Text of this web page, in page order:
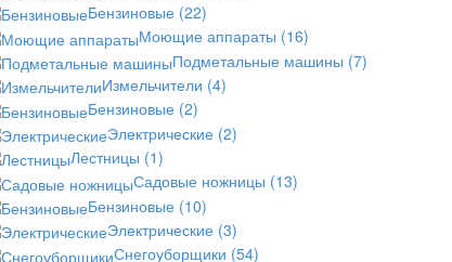
Бензиновые (22)
Моющие аппараты (16)
Подметальные машины (7)
Измельчители (4)
Бензиновые (2)
Электрические (2)
Лестницы (1)
Садовые ножницы (13)
Бензиновые (10)
Электрические (3)
Снегоуборщики (54)